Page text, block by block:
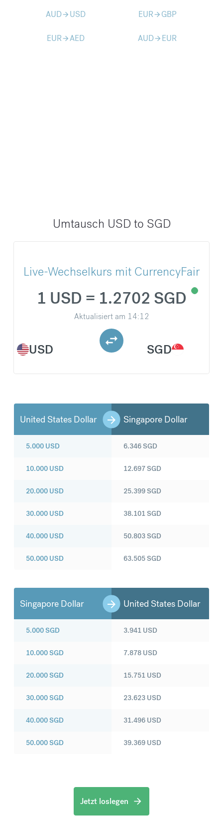
AUDarrow_forward USD EURarrow_forward GBP
EURarrow_forwardAED AUDarrow_forward EUR
Umtausch USD to SGD
Live-Wechselkurs mit CurrencyFair
USD
1 USD = 1.2702 SGD
Aktualisiert am 14:12
SGD
United States Dollar Singapore Dollar
5.000 USD
10.000 USD
20.000 USD
30.000 USD
40.000 USD
50.000 USD
6.346SGD
12.697SGD
25.399SGD
38.101SGD
50.803SGD
63.505SGD
Singapore Dollar United States Dollar
5.000SGD
10.000SGD
20.000SGD
30.000SGD
40.000SGD
50.000SGD
3.941 USD
7.878 USD
15.751 USD
23.623 USD
31.496 USD
39.369 USD
Jetzt loslegen